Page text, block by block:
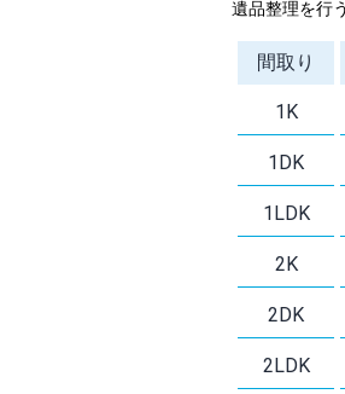
遺品整理を行
間取り
1K
1DK
1LDK
2K
2DK
2LDK